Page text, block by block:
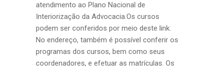
atendimento ao Plano Nacional de
Interiorização da Advocacia.Os cursos
podem ser conferidos por meio deste link.
No endereço, também é possível conferir os
programas dos cursos, bem como seus
coordenadores, e efetuar as matrículas. Os